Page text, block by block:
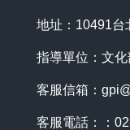
地址：10491台
指導單位：文化
客服信箱：
客服電話：：